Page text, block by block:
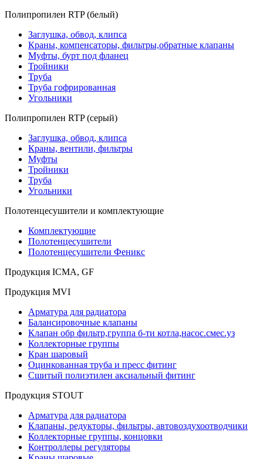
Полипропилен RTP (белый)
Заглушка, обвод, клипса
Краны, компенсаторы, фильтры,обратные клапаны
Муфты, бурт под фланец
Тройники
Труба
Труба гофрированная
Угольники
Полипропилен RTP (серый)
Заглушка, обвод, клипса
Краны, вентили, фильтры
Муфты
Тройники
Труба
Угольники
Полотенцесушители и комплектующие
Комплектующие
Полотенцесушители
Полотенцесушители Феникс
Продукция ICMA, GF
Продукция MVI
Арматура для радиатора
Балансировочные клапаны
Клапан обр фильтр,группа б-ти котла,насос.смес.уз
Коллекторные группы
Кран шаровый
Оцинкованная труба и пресс фитинг
Сшитый полиэтилен аксиальный фитинг
Продукция STOUT
Арматура для радиатора
Клапаны, редукторы, фильтры, автовоздухоотводчики
Коллекторные группы, концовки
Контроллеры регуляторы